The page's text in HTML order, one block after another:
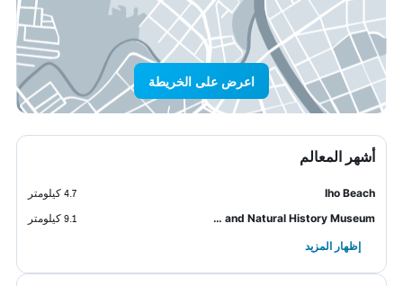
اعرض على الخريطة
أشهر المعالم
Iho Beach
4.7 كيلومتر
Folklore and Natural History Museum
9.1 كيلومتر
إظهار المزيد